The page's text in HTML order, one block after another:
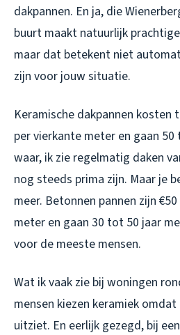
dakpannen. En ja, die
buurt maakt natuurlijk
maar dat betekent niet
zijn voor jouw situatie.
Keramische dakpannen kosten
per vierkante meter en gaan
waar, ik zie regelmatig daken
nog steeds prima zijn. Maar je
meer. Betonnen pannen zijn
meter en gaan 30 tot 50 jaar
voor de meeste mensen.
Wat ik vaak zie bij woningen
mensen kiezen keramiek
uitziet. En eerlijk gezegd, bij